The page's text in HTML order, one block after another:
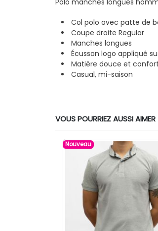
Polo manches longues
Col polo avec patte de
Coupe droite Regular
Manches longues
Écusson logo appliqué
Matière douce et
Casual, mi-saison
VOUS POURRIEZ AUSSI AIMER
Nouveau